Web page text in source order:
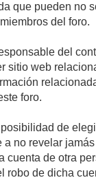
que pueden no
del foro.
del
sitio web
foro.
de
a no revelar
cuenta de otra
robo de dicha